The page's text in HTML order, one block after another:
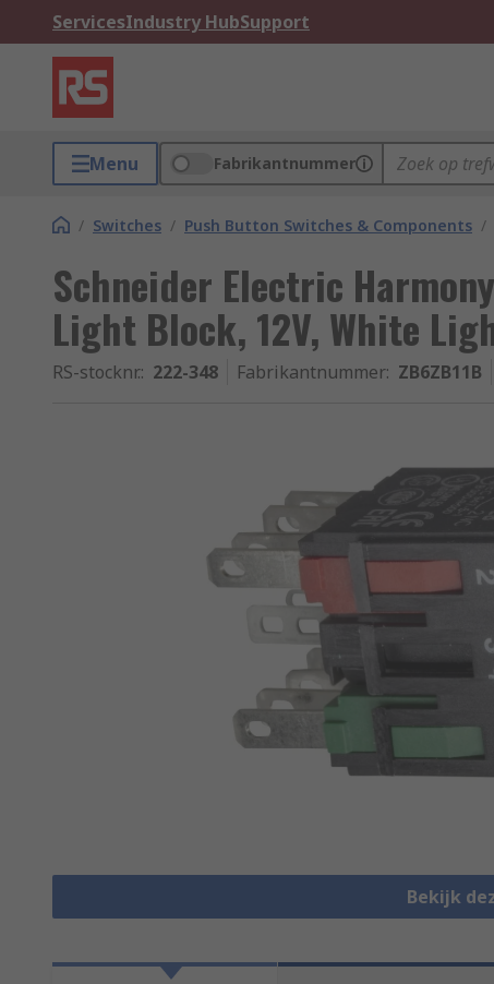
ServicesIndustry HubSupport
Menu Fabrikantnummer
/ Switches / Push Button Switches & Components /
Schneider Electric
Light Block, 12V, White
RS-stocknr.: 222-348 Fabrikantnummer: ZB6ZB11B
Bekijk